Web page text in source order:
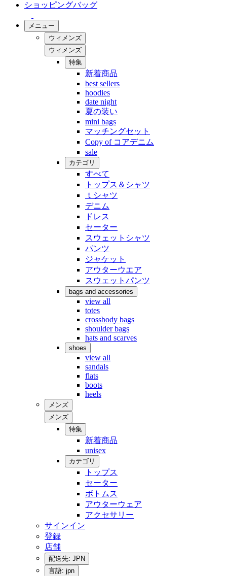
ショッピングバッグ
メニュー
ウィメンズ
ウィメンズ
特集
新着商品
best sellers
hoodies
date night
夏の装い
mini bags
マッチングセット
Copy of コアデニム
sale
カテゴリ
すべて
トップス＆シャツ
ｔシャツ
デニム
ドレス
セーター
スウェットシャツ
パンツ
ジャケット
アウターウエア
スウェットパンツ
bags and accessories
view all
totes
crossbody bags
shoulder bags
hats and scarves
shoes
view all
sandals
flats
boots
heels
メンズ
メンズ
特集
新着商品
unisex
カテゴリ
トップス
セーター
ボトムス
アウターウェア
アクセサリー
サインイン
登録
店舗
配送先: JPN
言語: jpn